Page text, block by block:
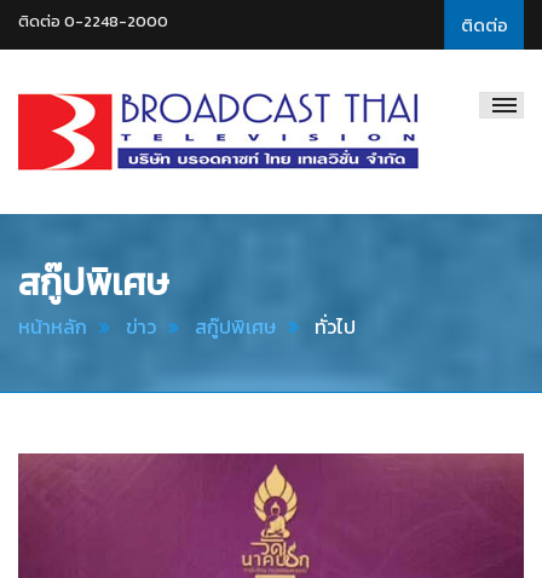
ติดต่อ
ติดต่อ 0-2248-2000
Thai
สกู๊ปพิเศษ
หน้าหลัก ข่าว สกู๊ปพิเศษ ทั่วไป